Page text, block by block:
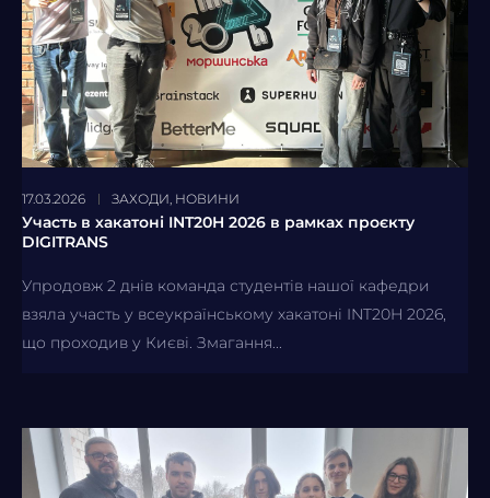
17.03.2026 ЗАХОДИ НОВИНИ
Участь в хакатоні INT20H 2026 в рамках проєкту
DIGITRANS
Упродовж 2 днів команда студентів нашої кафедри
взяла участь у всеукраїнському хакатоні INT20H 2026,
що проходив у Києві. Змагання...